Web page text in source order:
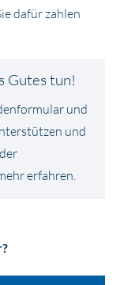
dafür zahlen
Gutes tun!
und
und
erfahren.